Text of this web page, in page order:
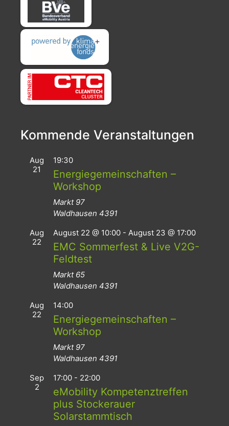
Kommende Veranstaltungen
Aug
21
19:30
Energiegemeinschaften –
Workshop
Markt 97
Waldhausen 4391
Aug
22
August 22 @ 10:00 - August 23 @ 17:00
EMC Sommerfest & Live V2G-
Feldtest
Markt 65
Waldhausen 4391
Aug
22
14:00
Energiegemeinschaften –
Workshop
Markt 97
Waldhausen 4391
Sep
2
17:00 - 22:00
eMobility Kompetenztreffen
plus Stockerauer
Solarstammtisch